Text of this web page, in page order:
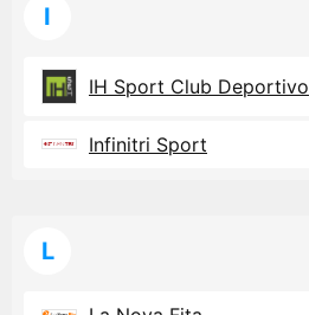
I
IH Sport Club Deportivo
Infinitri Sport
L